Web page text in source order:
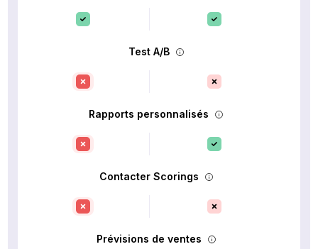
Test A/B
Rapports personnalisés
Contacter Scorings
Prévisions de ventes